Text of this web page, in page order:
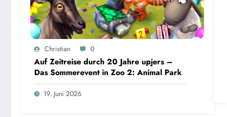
Christian 0
Auf Zeitreise durch 20 Jahre upjers –
Das Sommerevent in Zoo 2: Animal Park
19. Juni 2026